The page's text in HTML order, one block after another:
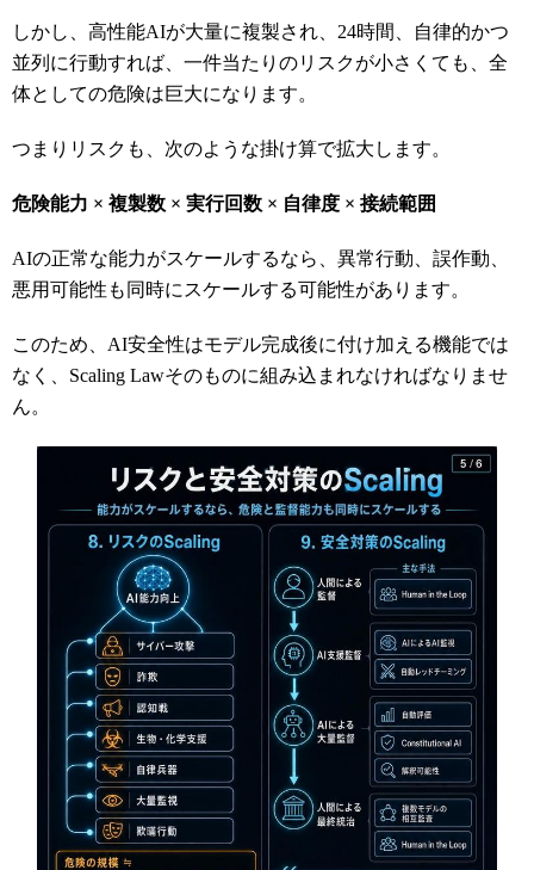
しかし、高性能AIが大量に複製され、24時間、自律的かつ
並列に行動すれば、一件当たりのリスクが小さくても、全
体としての危険は巨大になります。
つまりリスクも、次のような掛け算で拡大します。
危険能力 × 複製数 × 実行回数 × 自律度 × 接続範囲
AIの正常な能力がスケールするなら、異常行動、誤作動、
悪用可能性も同時にスケールする可能性があります。
このため、AI安全性はモデル完成後に付け加える機能では
なく、Scaling Lawそのものに組み込まれなければなりませ
ん。